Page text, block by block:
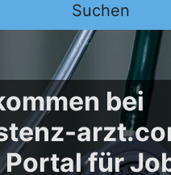
Suchen
bei
Portal für